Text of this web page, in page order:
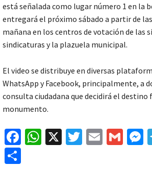
está señalada como lugar número 1 en la
entregará el próximo sábado a partir de
mañana en los centros de votación de las
sindicaturas y la plazuela municipal.
El video se distribuye en diversas
WhatsApp y Facebook, principalmente, a
consulta ciudadana que decidirá el destino
monumento.
Fa W X
T
E
G